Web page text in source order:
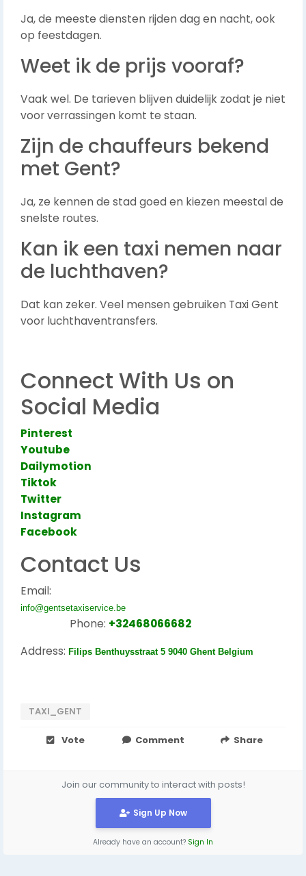
Ja, de meeste diensten rijden dag en nacht, ook
op feestdagen.
Weet ik de prijs vooraf?
Vaak wel. De tarieven blijven duidelijk zodat je niet
voor verrassingen komt te staan.
Zijn de chauffeurs bekend
met Gent?
Ja, ze kennen de stad goed en kiezen meestal de
snelste routes.
Kan ik een taxi nemen naar
de luchthaven?
Dat kan zeker. Veel mensen gebruiken Taxi Gent
voor luchthaventransfers.
Connect With Us on
Social Media
Pinterest
Youtube
Dailymotion
Tiktok
Twitter
Instagram
Facebook
Contact Us
Email:
info@gentsetaxiservice.be
Phone: +32468066682
Address: Filips Benthuysstraat 5 9040 Ghent Belgium
TAXI_GENT
Vote Comment Share
Join our community to interact with posts!
Sign Up Now
Already have an account? Sign In